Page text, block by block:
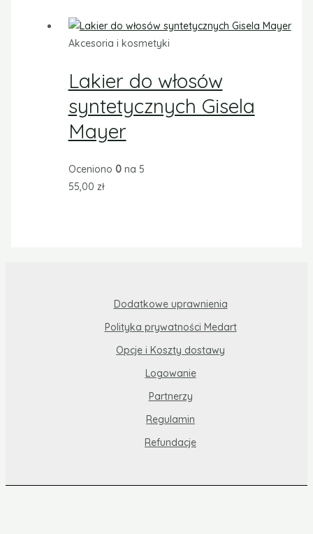
Akcesoria i kosmetyki
Lakier do włosów
syntetycznych Gisela
Mayer
Oceniono 0na 5
55,00 zł
Dodatkowe uprawnienia
Polityka prywatności Medart
Opcje i Koszty dostawy
Logowanie
Partnerzy
Regulamin
Refundacje